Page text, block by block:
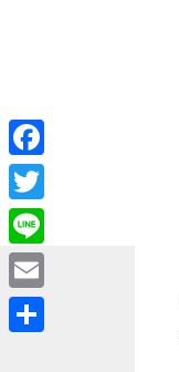
ツ
へ
ス
キ
ッ
プ
Facebook
Twitter
Line
Email